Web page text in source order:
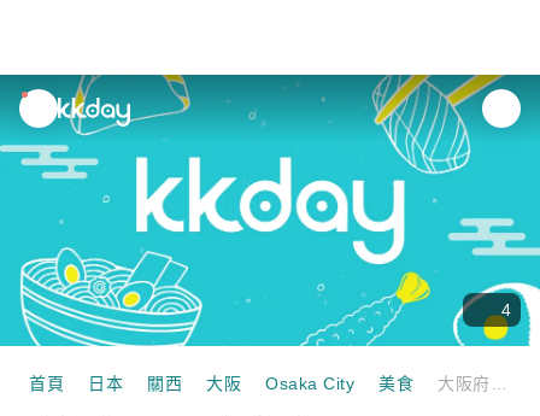
unread
notifications
4
首頁 日本 關西 大阪 Osaka City 美食